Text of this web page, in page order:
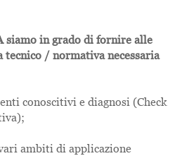
siamo in grado di fornire alle
tecnico / normativa necessaria
conoscitivi e diagnosi (Check
ambiti di applicazione